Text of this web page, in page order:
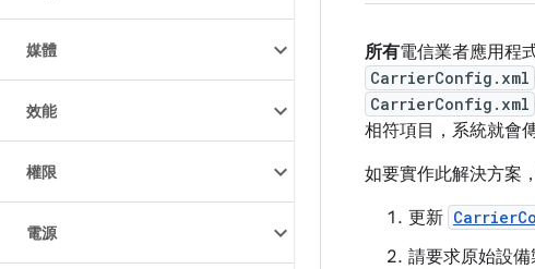
媒體
效能
權限
電源
所有電信業者應用程
CarrierConfig.xml
CarrierConfig.xml
相符項目，系統就會
如要實作此解決方案
更新
請要求原始設備